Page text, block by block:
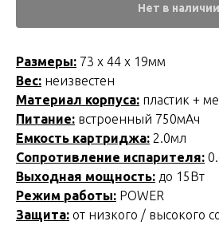
Нет в наличии
Размеры: 73 х 44 х 19мм
Вес: неизвестен
Материал корпуса: пластик +
Питание: встроенный 750мАч
Емкость картриджа: 2.0мл
Сопротивление испарителя:
Выходная мощность: до 15Вт
Режим работы: POWER
Защита: от низкого / высокого